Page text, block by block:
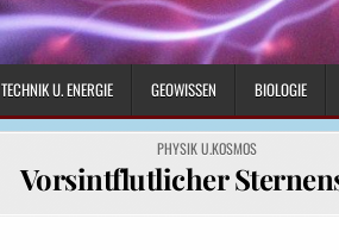
TECHNIK U. ENERGIE GEOWISSEN BIOLOGIE
POSTED
IN
PHYSIK U.KOSMOS
Vorsintflutlicher